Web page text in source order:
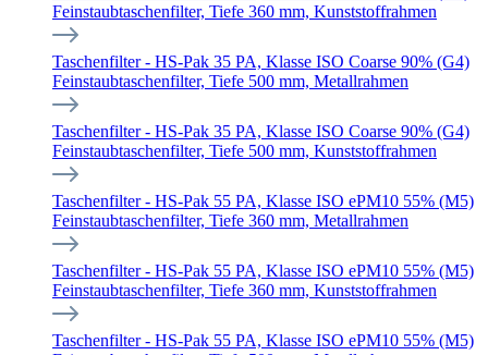
Feinstaubtaschenfilter, Tiefe 360 mm, Kunststoffrahmen
Taschenfilter - HS-Pak 35 PA, Klasse ISO Coarse 90% (G4)
Feinstaubtaschenfilter, Tiefe 500 mm, Metallrahmen
Taschenfilter - HS-Pak 35 PA, Klasse ISO Coarse 90% (G4)
Feinstaubtaschenfilter, Tiefe 500 mm, Kunststoffrahmen
Taschenfilter - HS-Pak 55 PA, Klasse ISO ePM10 55% (M5)
Feinstaubtaschenfilter, Tiefe 360 mm, Metallrahmen
Taschenfilter - HS-Pak 55 PA, Klasse ISO ePM10 55% (M5)
Feinstaubtaschenfilter, Tiefe 360 mm, Kunststoffrahmen
Taschenfilter - HS-Pak 55 PA, Klasse ISO ePM10 55% (M5)